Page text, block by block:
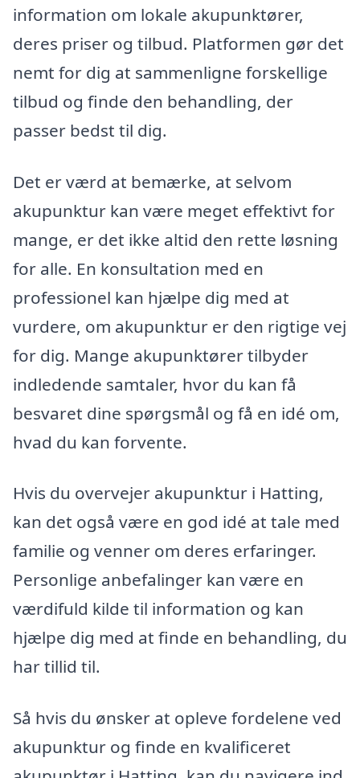
information om lokale akupunktører,
deres priser og tilbud. Platformen gør det
nemt for dig at sammenligne forskellige
tilbud og finde den behandling, der
passer bedst til dig.
Det er værd at bemærke, at selvom
akupunktur kan være meget effektivt for
mange, er det ikke altid den rette løsning
for alle. En konsultation med en
professionel kan hjælpe dig med at
vurdere, om akupunktur er den rigtige vej
for dig. Mange akupunktører tilbyder
indledende samtaler, hvor du kan få
besvaret dine spørgsmål og få en idé om,
hvad du kan forvente.
Hvis du overvejer akupunktur i Hatting,
kan det også være en god idé at tale med
familie og venner om deres erfaringer.
Personlige anbefalinger kan være en
værdifuld kilde til information og kan
hjælpe dig med at finde en behandling, du
har tillid til.
Så hvis du ønsker at opleve fordelene ved
akupunktur og finde en kvalificeret